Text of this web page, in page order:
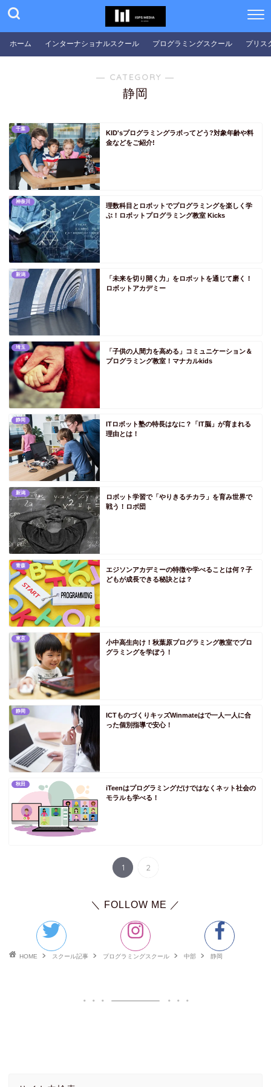
PS埼玉
PS千葉
PS東京
PS富山
PS石川
PS福井
PS山梨
PS長野
PS岐阜
PS静岡
PS愛知
PS三重
PS関西
PS滋賀
PS京都
PS大阪
PS奈良
PS和歌山
PS中国
PS鳥取
PS島根
PS岡山
PS広島
PS山口
PS四国
PS徳島
PS香川
PS愛媛
PS高知
PS九州
PS福岡
PS佐賀
PS長崎
PS熊本
PS大分
PS宮崎
PS沖縄
英語学習記事
ホーム インターナショナルスクール プログラミングスクール プリス
― CATEGORY ―
静岡
千葉
KID'sプログラミングラボってどう?対象年齢や料
金などをご紹介!
神奈川
理数科目とロボットでプログラミングを楽しく学
ぶ！ロボットプログラミング教室 Kicks
新潟
「未来を切り開く力」をロボットを通じて磨く！
ロボットアカデミー
埼玉
「子供の人間力を高める」コミュニケーション＆
プログラミング教室！マナカルkids
静岡
ITロボット塾の特長はなに？「IT脳」が育まれる
理由とは！
新潟
ロボット学習で「やりきるチカラ」を育み世界で
戦う！ロボ団
青森
エジソンアカデミーの特徴や学べることは何？子
どもが成長できる秘訣とは？
東京
小中高生向け！秋葉原プログラミング教室でプロ
グラミングを学ぼう！
静岡
ICTものづくりキッズWinmateはで一人一人に合
った個別指導で安心！
秋田
iTeenはプログラミングだけではなくネット社会の
モラルも学べる！
1 2
＼ FOLLOW ME ／
HOME スクール記事 プログラミングスクール 中部 静岡